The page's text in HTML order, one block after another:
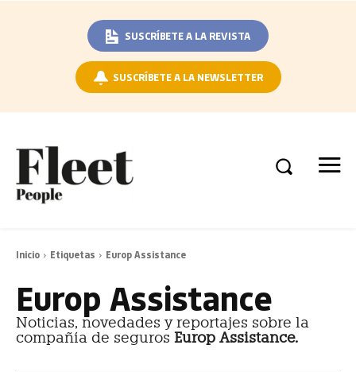
SUSCRÍBETE A LA REVISTA
SUSCRÍBETE A LA NEWSLETTER
Inicio Etiquetas Europ Assistance
Europ Assistance
Noticias, novedades y reportajes sobre la
compañía de seguros Europ Assistance.